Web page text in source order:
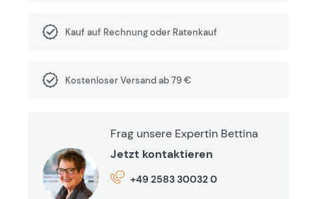
Kauf auf Rechnung oder Ratenkauf
Kostenloser Versand ab 79 €
Frag unsere Expertin Bettina
Jetzt kontaktieren
+49 2583 30032 0